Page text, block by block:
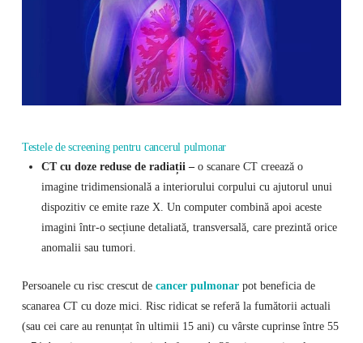
Testele de screening pentru cancerul pulmonar
CT cu doze reduse de radiații –o scanare CT creează o
imagine tridimensională a interiorului corpului cu ajutorul unui
dispozitiv ce emite raze X. Un computer combină apoi aceste
imagini într-o secțiune detaliată, transversală, care prezintă orice
anomalii sau tumori.
Persoanele cu risc crescut de cancer pulmonarpot beneficia de
scanarea CT cu doze mici. Risc ridicat se referă la fumătorii actuali
(sau cei care au renunțat în ultimii 15 ani) cu vârste cuprinse între 55